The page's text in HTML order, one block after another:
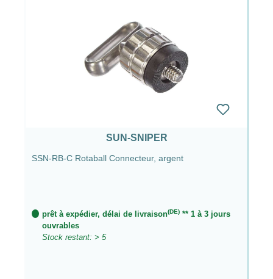
SUN-SNIPER
SSN-RB-C Rotaball Connecteur, argent
prêt à expédier, délai de livraison(DE) ** 1 à 3 jours
ouvrables
Stock restant: > 5